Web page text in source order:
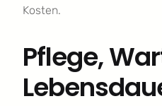
Kosten.
Pflege,